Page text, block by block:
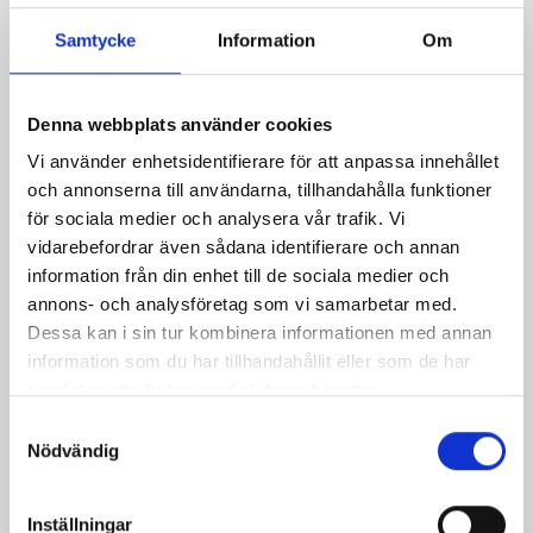
Samtycke Information Om
Denna webbplats använder cookies
Vi använder enhetsidentifierare för att anpassa innehållet
och annonserna till användarna, tillhandahålla funktioner
för sociala medier och analysera vår trafik. Vi
vidarebefordrar även sådana identifierare och annan
information från din enhet till de sociala medier och
annons- och analysföretag som vi samarbetar med.
Dessa kan i sin tur kombinera informationen med annan
information som du har tillhandahållit eller som de har
Nödvändig
Inställningar
Orthello Läderväst